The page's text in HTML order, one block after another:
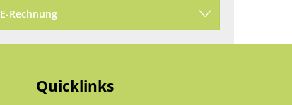
E-Rechnung
Quicklinks